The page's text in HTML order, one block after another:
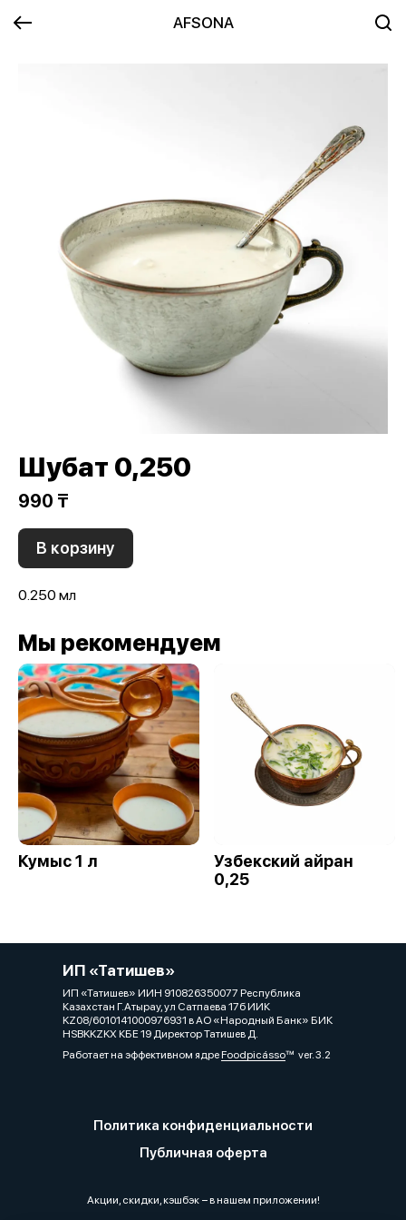
AFSONA
Шубат 0,250
990 ₸
В корзину
0.250 мл
Мы рекомендуем
Кумыс 1 л
Узбекский айран
0,25
ИП «Татишев»
ИП «Татишев» ИИН 910826350077 Республика
Казахстан Г.Атырау, ул Сатпаева 17б ИИК
KZ08/6010141000976931 в АО «Народный Банк» БИК
HSBKKZKX КБЕ 19 Директор Татишев Д.
Работает на эффективном ядреFoodpicássover. 3.2
Политика конфиденциальности
Публичная оферта
Акции, скидки, кэшбэк − в нашем приложении!